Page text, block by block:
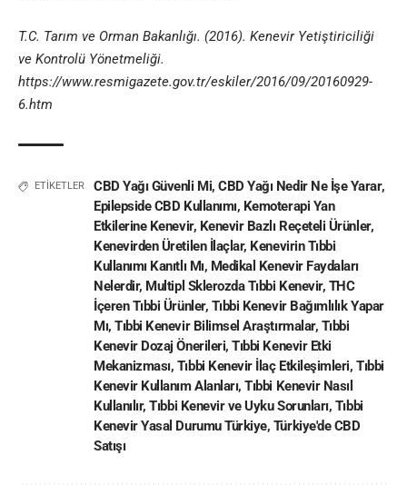
T.C. Tarım ve Orman Bakanlığı. (2016). Kenevir Yetiştiriciliği
ve Kontrolü Yönetmeliği.
https://www.resmigazete.gov.tr/eskiler/2016/09/20160929-
6.htm
ETİKETLER CBD Yağı Güvenli Mi,CBD Yağı Nedir Ne İşe Yarar,
Epilepside CBD Kullanımı, Kemoterapi Yan
Etkilerine Kenevir, Kenevir Bazlı Reçeteli Ürünler,
Kenevirden Üretilen İlaçlar, Kenevirin Tıbbi
Kullanımı Kanıtlı Mı, Medikal Kenevir Faydaları
Nelerdir, Multipl Sklerozda Tıbbi Kenevir, THC
İçeren Tıbbi Ürünler, Tıbbi Kenevir Bağımlılık Yapar
Mı,Tıbbi Kenevir Bilimsel Araştırmalar, Tıbbi
Kenevir Dozaj Önerileri,Tıbbi Kenevir Etki
Mekanizması, Tıbbi Kenevir İlaç Etkileşimleri, Tıbbi
Kenevir Kullanım Alanları,Tıbbi Kenevir Nasıl
Kullanılır,Tıbbi Kenevir ve Uyku Sorunları, Tıbbi
Kenevir Yasal Durumu Türkiye, Türkiye'de CBD
Satışı